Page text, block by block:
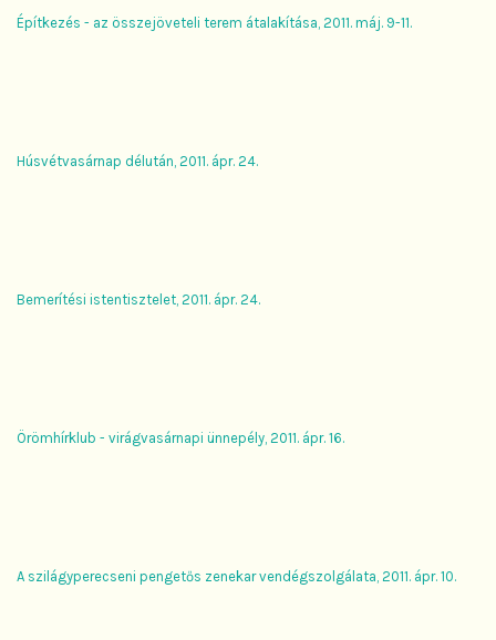
Építkezés - az összejöveteli terem átalakítása, 2011. máj. 9-11.
Húsvétvasárnap délután, 2011. ápr. 24.
Bemerítési istentisztelet, 2011. ápr. 24.
Örömhírklub - virágvasárnapi ünnepély, 2011. ápr. 16.
A szilágyperecseni pengetős zenekar vendégszolgálata, 2011. ápr. 10.